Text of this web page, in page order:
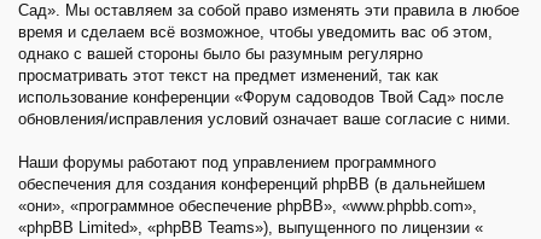
Сад». Мы оставляем за собой право изменять эти правила в любое
время и сделаем всё возможное, чтобы уведомить вас об этом,
однако с вашей стороны было бы разумным регулярно
просматривать этот текст на предмет изменений, так как
использование конференции «Форум садоводов Твой Сад» после
обновления/исправления условий означает ваше согласие с ними.
Наши форумы работают под управлением программного
обеспечения для создания конференций phpBB (в дальнейшем
«они», «программное обеспечение phpBB», «www.phpbb.com»,
«phpBB Limited», «phpBB Teams»), выпущенного по лицензии «